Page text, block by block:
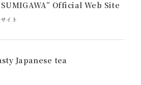
Official Web Site
イト
Japanese tea